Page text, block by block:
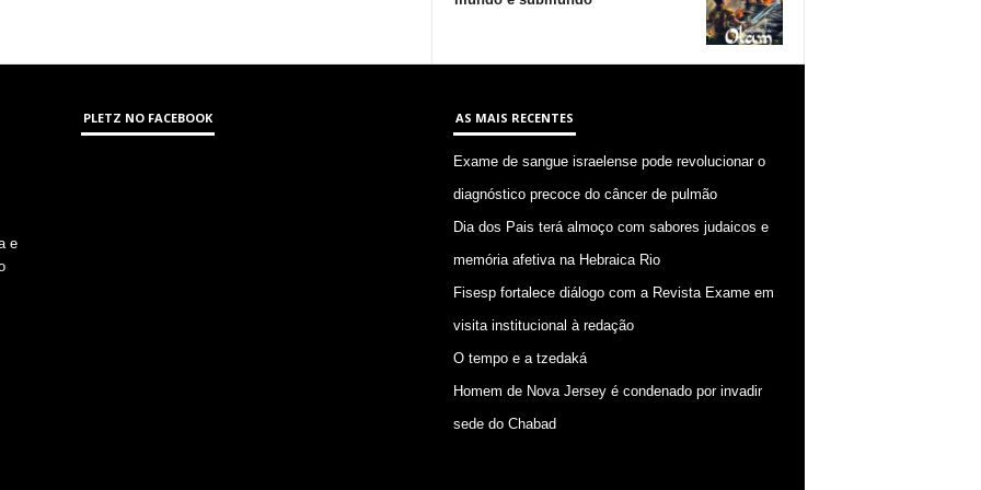
e
PLETZ NO FACEBOOK AS MAIS RECENTES
Exame de sangue israelense pode revolucionar o
diagnóstico precoce do câncer de pulmão
Dia dos Pais terá almoço com sabores judaicos e
memória afetiva na Hebraica Rio
Fisesp fortalece diálogo com a Revista Exame em
visita institucional à redação
O tempo e a tzedaká
Homem de Nova Jersey é condenado por invadir
sede do Chabad